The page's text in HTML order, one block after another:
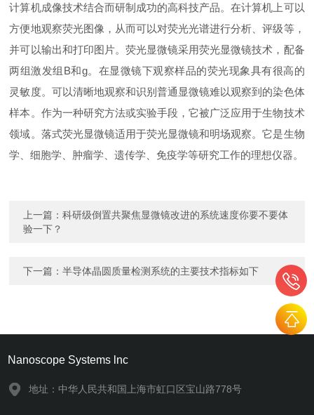
计算机成像技术结合而研制成功的高科技产品。在计算机上可以
方便地观察荧光图像，从而可以对荧光光谱进行分析、评级等，
并可以输出和打印图片。荧光显微镜采用荧光显微镜技术，配备
两组激发组B和g。在显微镜下观察样品的荧光现象具有很高的
灵敏度。可以清晰地观察和识别普通显微镜难以观察到的染色体
样本。作为一种研究方法或实验手段，它被广泛应用于生物技术
领域。落式荧光显微镜适用于荧光显微镜和明场观察。它是生物
学、细胞学、肿瘤学、遗传学、免疫学等研究工作的理想仪器。
上一篇：科研级倒置共聚焦显微镜改进的系统速度你要不要体
验一下？
下一篇：半导体晶圆质量检测系统的主要技术指标如下
Nanoscope Systems lnc
地址：中华人民共和国上海市虹口区宝山路778号